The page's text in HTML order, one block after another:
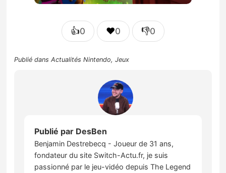
👍0 ❤️0 👎0
Publié dansActualités Nintendo,Jeux
Publié par DesBen
Benjamin Destrebecq - Joueur de 31 ans,
fondateur du site Switch-Actu.fr, je suis
passionné par le jeu-vidéo depuis The Legend